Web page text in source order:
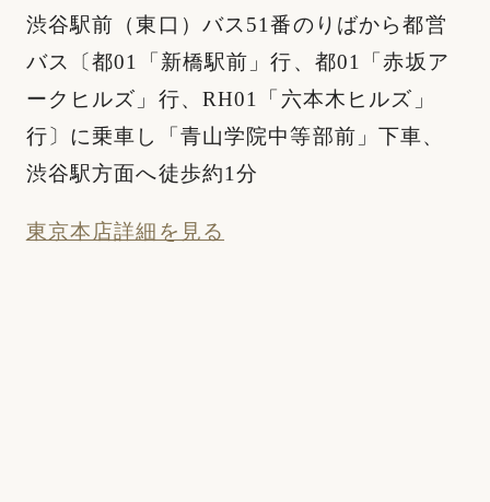
渋谷駅前（東口）バス51番のりばから都営
バス〔都01「新橋駅前」行、都01「赤坂ア
ークヒルズ」行、RH01「六本木ヒルズ」
行〕に乗車し「青山学院中等部前」下車、
渋谷駅方面へ徒歩約1分
東京本店詳細を見る